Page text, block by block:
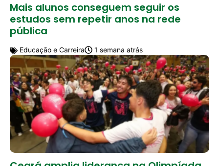
Mais alunos conseguem seguir os
estudos sem repetir anos na rede
pública
Educação e Carreira 1 semana atrás